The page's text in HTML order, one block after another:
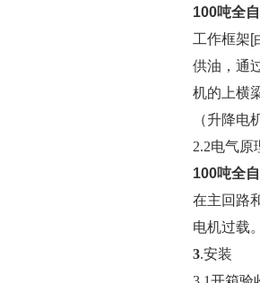
100吨全
工作框架[
供油，通
机的上横
（升降电
2.2电气原
100吨全
在主回路
电机过载
3.安装